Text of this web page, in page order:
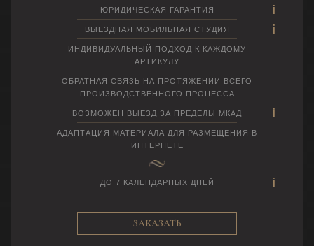
ЮРИДИЧЕСКАЯ ГАРАНТИЯ
ВЫЕЗДНАЯ МОБИЛЬНАЯ СТУДИЯ
ИНДИВИДУАЛЬНЫЙ ПОДХОД К КАЖДОМУ
АРТИКУЛУ
ОБРАТНАЯ СВЯЗЬ НА ПРОТЯЖЕНИИ ВСЕГО
ПРОИЗВОДСТВЕННОГО ПРОЦЕССА
ВОЗМОЖЕН ВЫЕЗД ЗА ПРЕДЕЛЫ МКАД
АДАПТАЦИЯ МАТЕРИАЛА ДЛЯ РАЗМЕЩЕНИЯ В
ИНТЕРНЕТЕ
ДО 7 КАЛЕНДАРНЫХ ДНЕЙ
ЗАКАЗАТЬ